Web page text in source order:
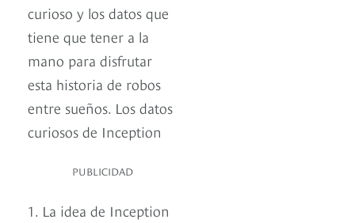
curioso y los datos que
tiene que tener a la
mano para disfrutar
esta historia de robos
entre sueños. Los datos
curiosos de Inception
PUBLICIDAD
1. La idea de Inception